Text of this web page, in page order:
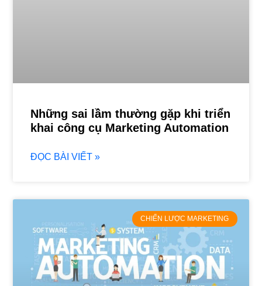
Những sai lầm thường gặp khi triển
khai công cụ Marketing Automation
ĐỌC BÀI VIẾT »
CHIẾN LƯỢC MARKETING